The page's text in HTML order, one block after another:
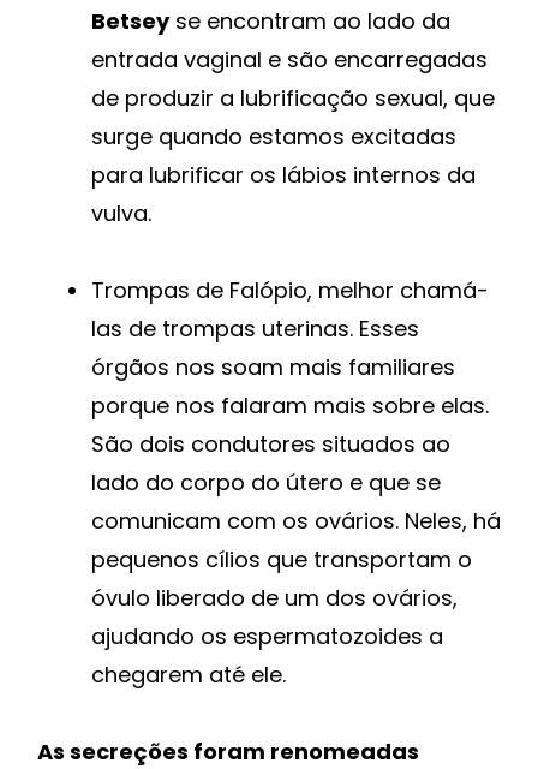
Betseyse encontram ao lado da
entrada vaginal e são encarregadas
de produzir a lubrificação sexual, que
surge quando estamos excitadas
para lubrificar os lábios internos da
vulva.
Trompas de Falópio, melhor chamá-
las de trompas uterinas. Esses
órgãos nos soam mais familiares
porque nos falaram mais sobre elas.
São dois condutores situados ao
lado do corpo do útero e que se
comunicam com os ovários. Neles, há
pequenos cílios que transportam o
óvulo liberado de um dos ovários,
ajudando os espermatozoides a
chegarem até ele.
As secreções foram renomeadas